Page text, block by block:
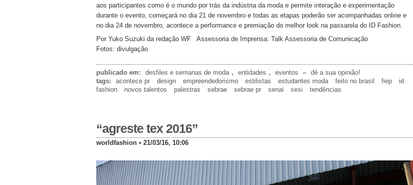
aos participantes como é o mundo por trás da indústria da moda e permite interação e experimentação
durante o evento, começará no dia 21 de novembro e todas as etapas poderão ser acompanhadas online e
no dia 24 de novembro, acontece a performance e premiação do melhor look na passarela do ID Fashion.
Por Yuko Suzuki da redação WF Assessoria de Imprensa: Talk Assessoria de Comunicação
Fotos: divulgação
publicado em: desfiles e semanas de moda , entidades , eventos – dê a sua opinião!
tags:
acontece pr design empreendedorismo estilistas estudantes moda feito no brasil fiep
id
fashion
novos talentos palestras sebrae sebrae pr senai sesi tendências
“agreste tex 2016”
worldfashion • 21/03/16, 10:06